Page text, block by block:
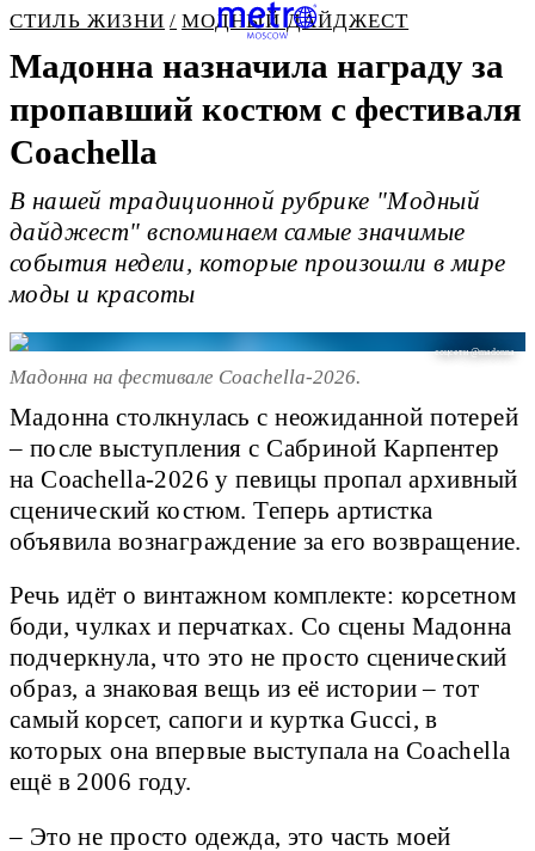
СТИЛЬ ЖИЗНИ МОДНЫЙ ДАЙДЖЕСТ
Мадонна назначила награду за
пропавший костюм с фестиваля
Coachella
В нашей традиционной рубрике "Модный
дайджест" вспоминаем самые значимые
события недели, которые произошли в мире
моды и красоты
соцсети @madonna
Мадонна на фестивале Coachella-2026.
Мадонна столкнулась с неожиданной потерей
– после выступления с Сабриной Карпентер
на Coachella-2026 у певицы пропал архивный
сценический костюм. Теперь артистка
объявила вознаграждение за его возвращение.
Речь идёт о винтажном комплекте: корсетном
боди, чулках и перчатках. Со сцены Мадонна
подчеркнула, что это не просто сценический
образ, а знаковая вещь из её истории – тот
самый корсет, сапоги и куртка Gucci, в
которых она впервые выступала на Coachella
ещё в 2006 году.
– Это не просто одежда, это часть моей